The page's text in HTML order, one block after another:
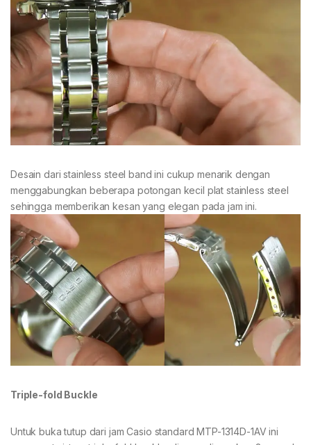
Desain dari stainless steel band ini cukup menarik dengan
menggabungkan beberapa potongan kecil plat stainless steel
sehingga memberikan kesan yang elegan pada jam ini.
Triple-fold Buckle
Untuk buka tutup dari jam Casio standard MTP-1314D-1AV ini